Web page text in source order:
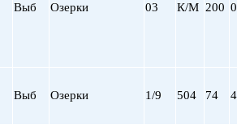
Выб Озерки 03 К/М 200 0
Выб Озерки 1/9 504 74